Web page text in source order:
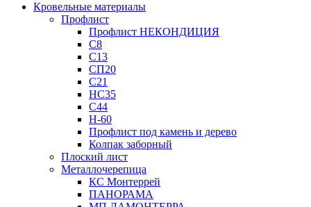
Кровельные материалы
Профлист
Профлист НЕКОНДИЦИЯ
С8
С13
СП20
С21
НС35
С44
Н-60
Профлист под камень и дерево
Колпак заборный
Плоский лист
Металлочерепица
КС Монтеррей
ПАНОРАМА